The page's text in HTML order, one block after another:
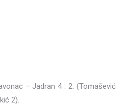
– Jadran 4 : 2. (Tomašević
2).